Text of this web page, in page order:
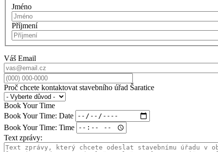
Jméno
Příjmení
Váš Email
Proč chcete kontaktovat stavebního úřad Šaratice
Book Your Time
Book Your Time: Date
Book Your Time: Time
Text zprávy: